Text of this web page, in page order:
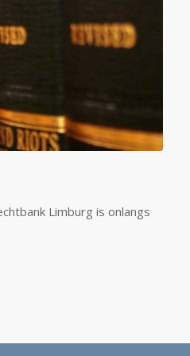
Limburg is onlangs